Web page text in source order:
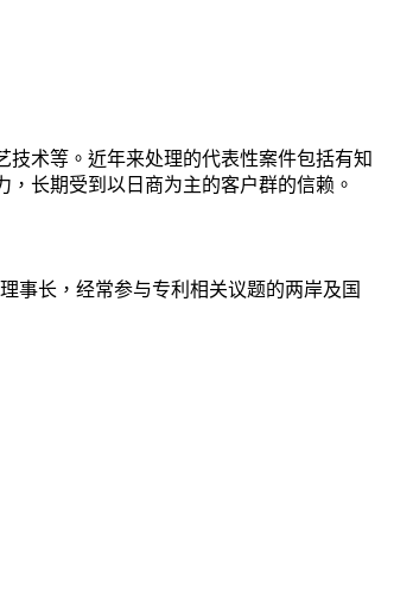
术等。近年来处理的代表性案件包括有知
长期受到以日商为主的客户群的信赖。
事长，经常参与专利相关议题的两岸及国